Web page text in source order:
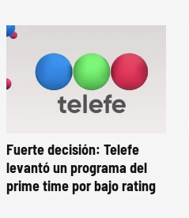
Fuerte decisión: Telefe
levantó un programa del
prime time por bajo rating